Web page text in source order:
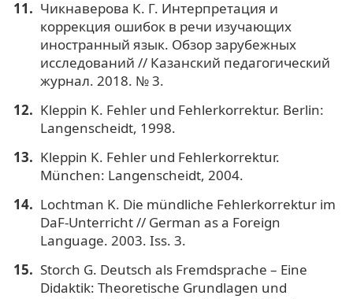
Чикнаверова К. Г. Интерпретация и
коррекция ошибок в речи изучающих
иностранный язык. Обзор зарубежных
исследований // Казанский педагогический
журнал. 2018. № 3.
Kleppin K. Fehler und Fehlerkorrektur. Berlin:
Langenscheidt, 1998.
Kleppin K. Fehler und Fehlerkorrektur.
München: Langenscheidt, 2004.
Lochtman K. Die mündliche Fehlerkorrektur im
DaF-Unterricht // German as a Foreign
Language. 2003. Iss. 3.
Storch G. Deutsch als Fremdsprache – Eine
Didaktik: Theoretische Grundlagen und